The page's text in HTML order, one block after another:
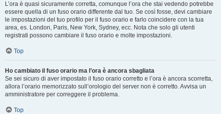
L’ora è quasi sicuramente corretta, comunque l’ora che stai vedendo potrebbe
essere quella di un fuso orario differente dal tuo. Se così fosse, devi cambiare
le impostazioni del tuo profilo per il fuso orario e farlo coincidere con la tua
area, es. London, Paris, New York, Sydney, ecc. Nota che solo gli utenti
registrati possono cambiare il fuso orario e molte impostazioni.
Top
Ho cambiato il fuso orario ma l’ora è ancora sbagliata
Se sei sicuro di aver impostato il fuso orario corretto e l’ora è ancora scorretta,
allora l’orario memorizzato sull’orologio del server non è corretto. Avvisa un
amministratore per correggere il problema.
Top